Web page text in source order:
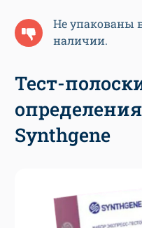
Не упакованы
наличии.
Тест-
Synthgene